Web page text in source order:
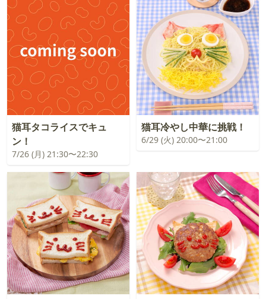
猫耳タコライスでキュ
ン！
7/26 (月) 21:30〜22:30
猫耳冷やし中華に挑戦！
6/29 (火) 20:00〜21:00